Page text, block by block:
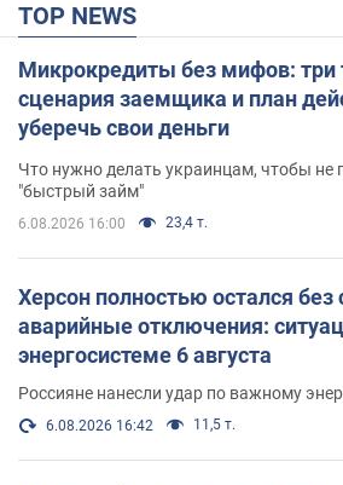
TOP NEWS
Микрокредиты без мифов: три
сценария заемщика и план
уберечь свои деньги
Что нужно делать украинцам, чтобы не
"быстрый займ"
6.08.2026 16:00 23,4 т.
Херсон полностью остался без
аварийные отключения:
энергосистеме 6 августа
Россияне нанесли удар по важному
6.08.2026 16:42 11,5 т.